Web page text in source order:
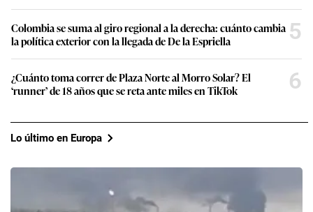
Colombia se suma al giro regional a la derecha: cuánto cambia
la política exterior con la llegada de De la Espriella
5
¿Cuánto toma correr de Plaza Norte al Morro Solar? El
‘runner’ de 18 años que se reta ante miles en TikTok
6
Lo último en Europa